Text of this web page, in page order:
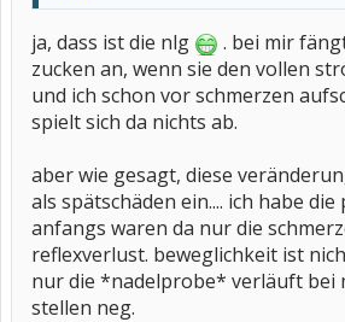
ja, dass ist die nlg
. bei mir
zucken an, wenn sie den vollen
und ich schon vor schmerzen
spielt sich da nichts ab.
aber wie gesagt, diese
als spätschäden ein.... ich habe
anfangs waren da nur die
reflexverlust. beweglichkeit ist
nur die *nadelprobe* verläuft bei
stellen neg.